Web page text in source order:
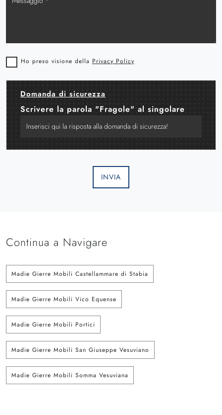
Ho preso visione della Privacy Policy
Domanda di sicurezza
Scrivere la parola "Fragole" al singolare
INVIA
Continua a Navigare
Madie Gierre Mobili Castellammare di Stabia
Madie Gierre Mobili Vico Equense
Madie Gierre Mobili Portici
Madie Gierre Mobili San Giuseppe Vesuviano
Madie Gierre Mobili Somma Vesuviana